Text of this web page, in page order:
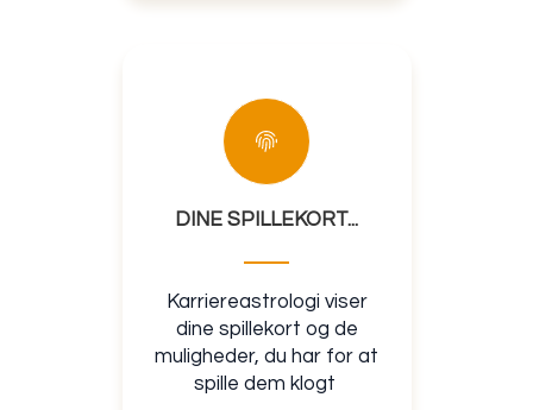
DINE SPILLEKORT...
Karriereastrologi viser
dine spillekort og de
muligheder, du har for at
spille dem klogt